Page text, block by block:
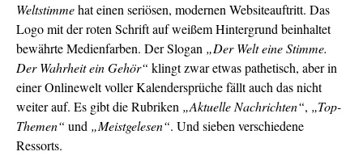
Weltstimmehat einen seriösen, modernen Websiteauftritt. Das
Logo mit der roten Schrift auf weißem Hintergrund beinhaltet
bewährte Medienfarben. Der Slogan „Der Welt eine Stimme.
Der Wahrheit ein Gehör“ klingt zwar etwas pathetisch, aber in
einer Onlinewelt voller Kalendersprüche fällt auch das nicht
weiter auf. Es gibt die Rubriken „Aktuelle Nachrichten“, „Top-
Themen“ und „Meistgelesen“. Und sieben verschiedene
Ressorts.